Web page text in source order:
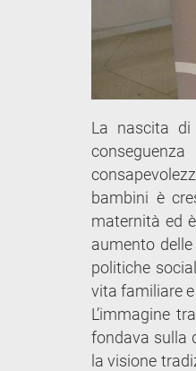
La nascita
bambini è
maternità ed
aumento
politiche
vita familiare
L’immagine
fondava sulla
la visione